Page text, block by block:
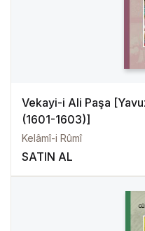
Vekayi-i Ali Paşa
(1601-1603)]
Kelâmî-i Rûmî
SATIN AL